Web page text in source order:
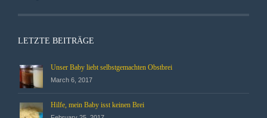
LETZTE BEITRÄGE
Unser Baby liebt selbstgemachten Obstbrei
March 6, 2017
Hilfe, mein Baby isst keinen Brei